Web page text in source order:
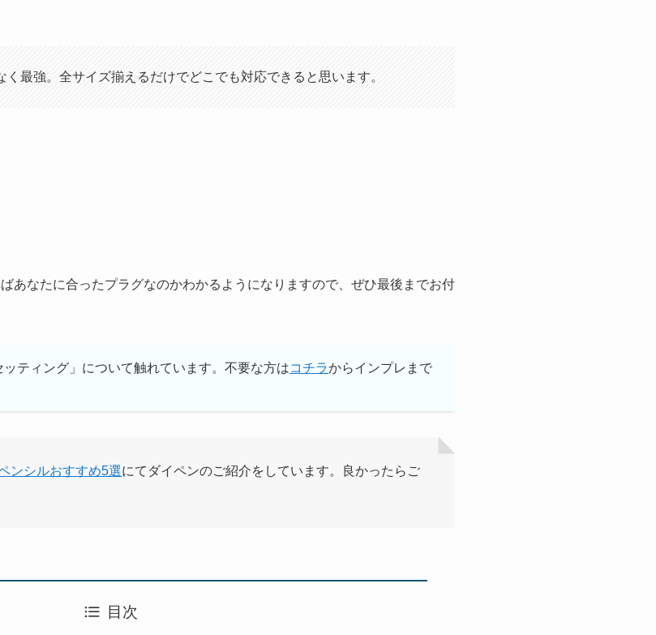
最強。全サイズ揃えるだけでどこでも対応できると思います。
あなたに合ったプラグなのかわかるようになりますので、ぜひ最後までお付
ティング」について触れています。不要な方はコチラからインプレまで
ンシルおすすめ5選にてダイペンのご紹介をしています。良かったらご
目次